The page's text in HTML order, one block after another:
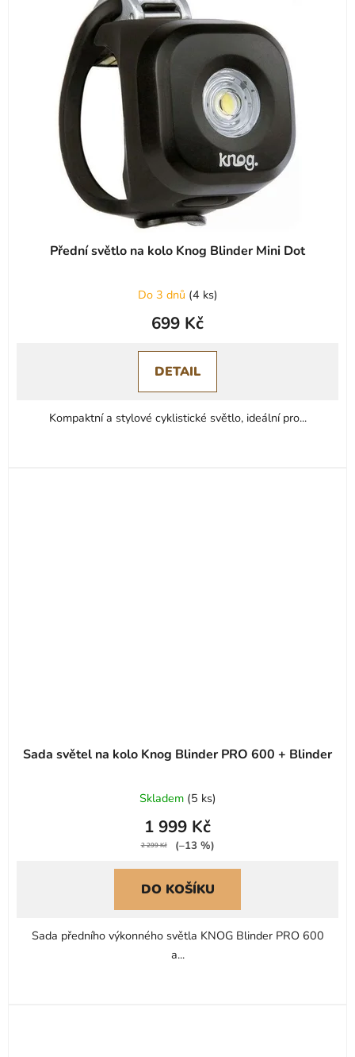
Přední světlo na kolo Knog Blinder Mini Dot
Do 3 dnů (4 ks)
699 Kč
DETAIL
Kompaktní a stylové cyklistické světlo, ideální pro...
Sada světel na kolo Knog Blinder PRO 600 + Blinder
Skladem (5 ks)
1 999 Kč
2 299 Kč (–13 %)
DO KOŠÍKU
Sada předního výkonného světla KNOG Blinder PRO 600
a...